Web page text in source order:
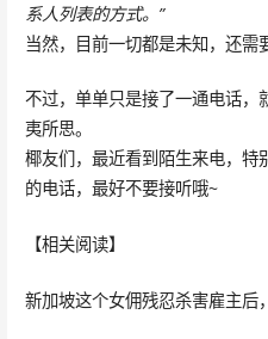
系人列表的方式。”
当然，目前一切都是未知，还需
不过，单单只是接了一通电话，
夷所思。
椰友们，最近看到陌生来电，特
的电话，最好不要接听哦~
【相关阅读】
新加坡这个女佣残忍杀害雇主后